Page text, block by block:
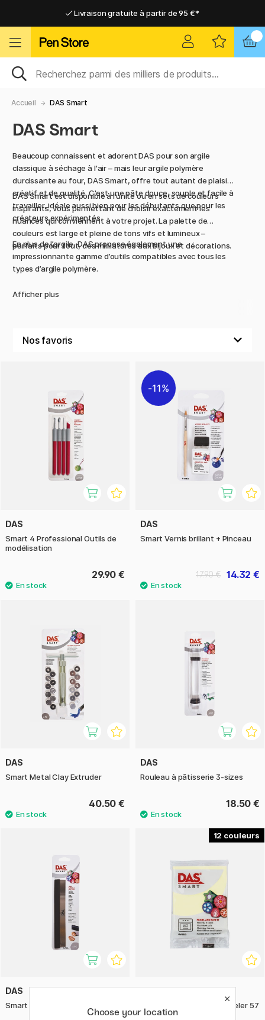
Livraison gratuite à partir de 95 €*
Livraison domicile ou point relais
Livraison gratuite à partir de 95 €*
Livraison domicile ou point relais
Accueil DAS Smart
DAS Smart
Beaucoup connaissent et adorent DAS pour son argile
classique à séchage à l'air – mais leur argile polymère
durcissante au four, DAS Smart, offre tout autant de plaisir
créatif et de qualité. C'est une pâte douce, souple et facile à
travailler, idéale aussi bien pour les débutants que pour les
créateurs expérimentés.
DAS Smart est disponible à l’unité ou en sets de couleurs
inspirants, vous permettant de choisir exactement les
nuances qui conviennent à votre projet. La palette de
couleurs est large et pleine de tons vifs et lumineux –
parfaits pour tout, des miniatures aux bijoux et décorations.
En plus de l’argile, DAS propose également une
impressionnante gamme d’outils compatibles avec tous les
types d’argile polymère.
Afficher plus
DAS
Smart 4 Professional Outils de
modélisation
29.90 €
11%
DAS
Smart Vernis brillant + Pinceau
14.32 €
17.90 €
DAS
Smart Metal Clay Extruder
40.50 €
DAS
Rouleau à pâtisserie 3-sizes
18.50 €
DAS
Smart Couteau à lame flexible
12
DAS
Smart Effect Argile à modeler 57
g
Choose your location